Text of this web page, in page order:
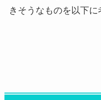
きそうなものを以下に